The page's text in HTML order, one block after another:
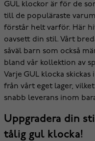
GUL klockor är för de
till de populäraste
förstår helt varför. Här
oavsett din stil. Vårt
såväl barn som också
bland vår kollektion av
Varje GUL klocka
från vårt eget lager,
snabb leverans inom
Uppgradera din
tålig gul klocka!